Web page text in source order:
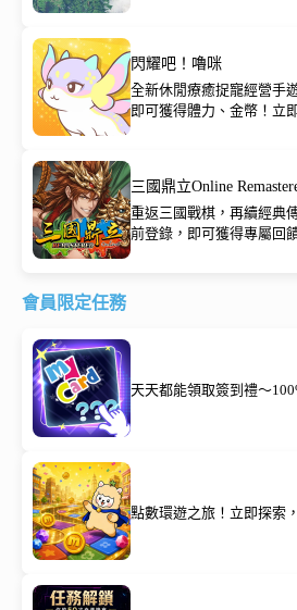
閃耀吧！嚕咪
全新休閒療癒捉寵經營手
即可獲得體力、金幣！立
三國鼎立Online
重返三國戰棋，再續經典
前登錄，即可獲得專屬回
會員限定任務
天天都能領取簽到禮～
點數環遊之旅！立即探索